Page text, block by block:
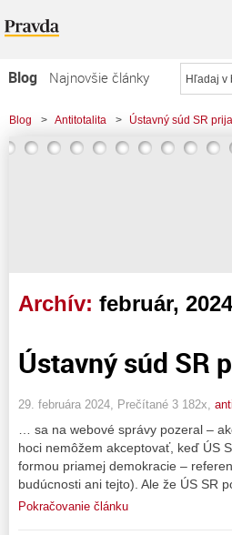
Blog
Najnovšie články
Najčítanejšie články
Najkomentovanejšie články
Blog > Antitotalita > Ústavný súd SR
Archív: február, 2024
Ústavný súd SR
29. februára 2024, Prečítané 3 182x,
… sa na webové správy pozeral –
hoci nemôžem akceptovať, keď ÚS
formou priamej demokracie –
budúcnosti ani tejto). Ale že ÚS SR
Pokračovanie článku